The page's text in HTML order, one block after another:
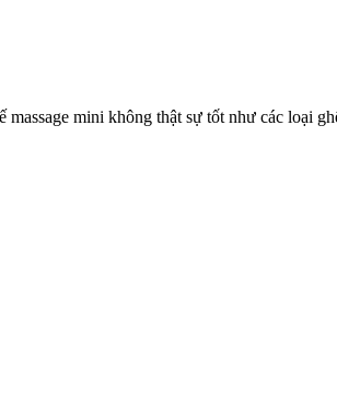
mini không thật sự tốt như các loại